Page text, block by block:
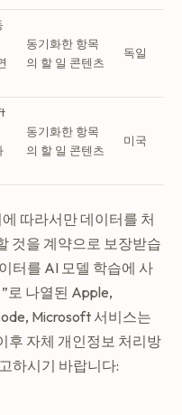
동기화한 항목
의 할 일 콘텐츠
독일
동기화한 항목
의 할 일 콘텐츠
미국
따라서만 데이터를 처
것을 계약으로 보장받습
터를 AI 모델 학습에 사
로 나열된 Apple,
Microsoft 서비스는
후 자체 개인정보 처리방
하시기 바랍니다: